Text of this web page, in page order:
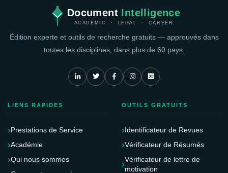
Document Intelligence
ACADEMIC · LEGAL · CAREER
Édition experte et outils de recherche gratuits — approuvés dans
toutes les disciplines, dans plus de 60 pays.
LIENS RAPIDES
Prestations de Service
Académie
Qui nous sommes
OUTILS GRATUITS
Identificateur de Revues
Vérificateur de Résumés
Vérificateur de lettre de
motivation